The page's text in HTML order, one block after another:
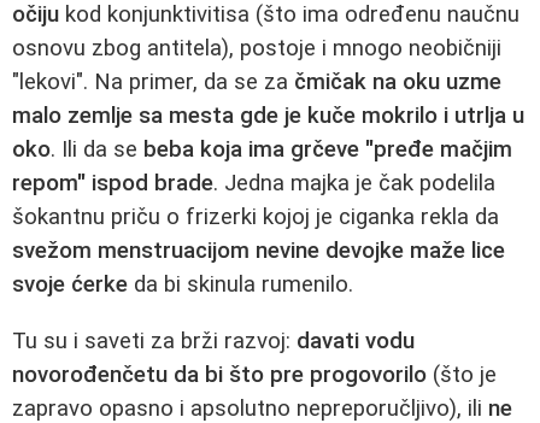
očiju kod konjunktivitisa (što ima određenu naučnu
osnovu zbog antitela), postoje i mnogo neobičniji
"lekovi". Na primer, da se za čmičak na oku uzme
malo zemlje sa mesta gde je kuče mokrilo i utrlja u
oko. Ili da se beba koja ima grčeve "pređe mačjim
repom" ispod brade. Jedna majka je čak podelila
šokantnu priču o frizerki kojoj je ciganka rekla da
svežom menstruacijom nevine devojke maže lice
svoje ćerke da bi skinula rumenilo.
Tu su i saveti za brži razvoj: davati vodu
novorođenčetu da bi što pre progovorilo (što je
zapravo opasno i apsolutno nepreporučljivo), ili ne